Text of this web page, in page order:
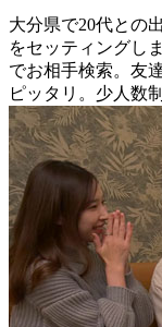
大分県で20代との
をセッティングし
でお相手検索。友
ピッタリ。少人数